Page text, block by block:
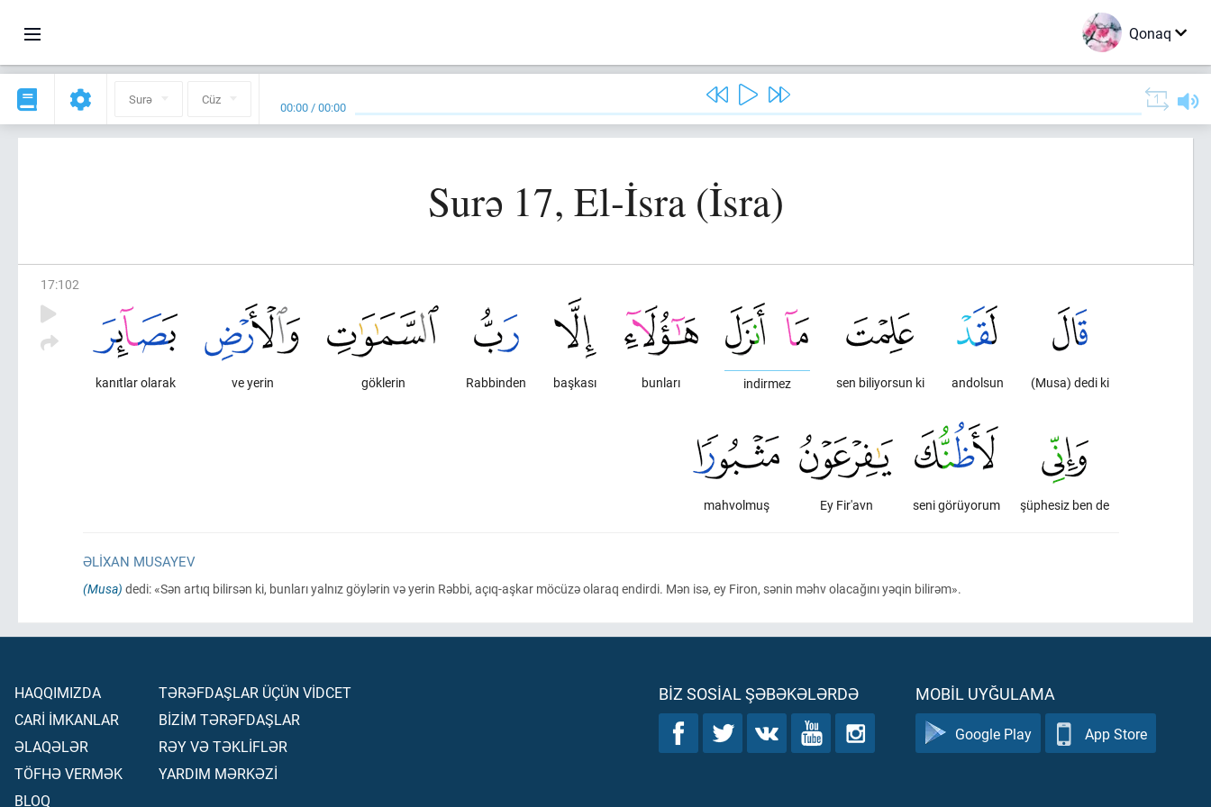
Qonaq
Surə Cüz 00:00 /00:00
Surə 17, El-İsra (İsra)
17:102
(Musa) dedi ki
andolsun
sen biliyorsun ki
indirmez
bunları
başkası
Rabbinden
göklerin
ve yerin
kanıtlar olarak
şüphesiz ben de
seni görüyorum
Ey Fir'avn
mahvolmuş
ƏLIXAN MUSAYEV
(Musa) dedi: «Sən artıq bilirsən ki, bunları yalnız göylərin və yerin Rəbbi, açıq-aşkar möcüzə olaraq endirdi. Mən isə, ey Firon, sənin məhv olacağını yəqin bilirəm».
HAQQIMIZDA
CARİ İMKANLAR
ƏLAQƏLƏR
TÖFHƏ VERMƏK
BLOQ
TƏRƏFDAŞLAR ÜÇÜN VİDCET
BİZİM TƏRƏFDAŞLAR
RƏY VƏ TƏKLİFLƏR
YARDIM MƏRKƏZİ
BIZ SOSIAL ŞƏBƏKƏLƏRDƏ MOBIL UYĞULAMA
Google Play App Store